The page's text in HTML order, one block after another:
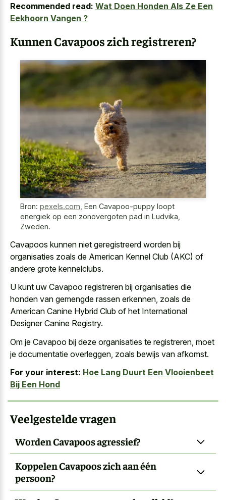
Recommended read: Wat Doen Honden Als Ze Een
Eekhoorn Vangen ?
Kunnen Cavapoos zich registreren?
Bron: pexels.com Een Cavapoo-puppy loopt
energiek op een zonovergoten pad in Ludvika,
Zweden.
Cavapoos kunnen niet geregistreerd worden bij
organisaties zoals de American Kennel Club (AKC) of
andere grote kennelclubs.
U kunt uw Cavapoo registreren bij organisaties die
honden van gemengde rassen erkennen, zoals de
American Canine Hybrid Club of het International
Designer Canine Registry.
Om je Cavapoo bij deze organisaties te registreren, moet
je documentatie overleggen, zoals bewijs van afkomst.
For your interest: Hoe Lang Duurt Een Vlooienbeet
Bij Een Hond
Veelgestelde vragen
Worden Cavapoos agressief?
Koppelen Cavapoos zich aan één
persoon?